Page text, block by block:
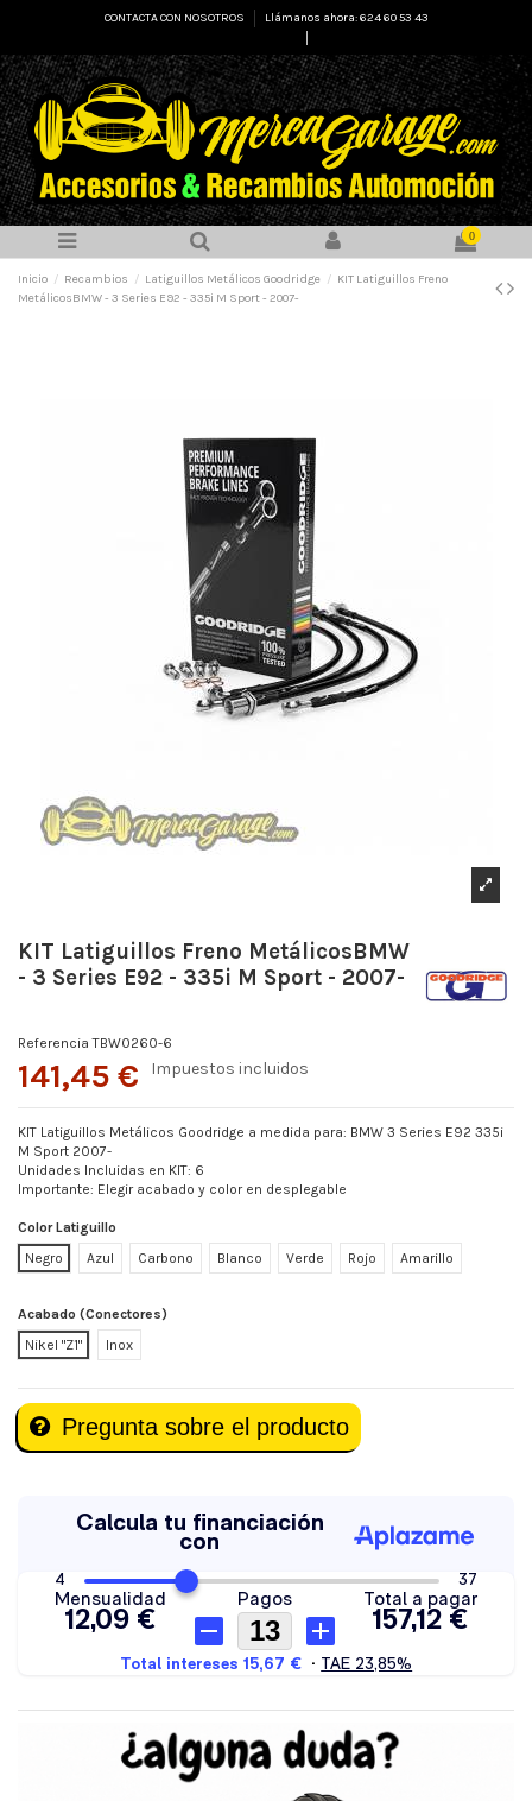
CONTACTA CON NOSOTROS
Llámanos ahora: 624 60 53 43
0
Inicio Recambios Latiguillos Metálicos Goodridge
KIT Latiguillos Freno
MetálicosBMW - 3 Series E92 - 335i M Sport - 2007-
KIT Latiguillos Freno MetálicosBMW
- 3 Series E92 - 335i M Sport - 2007-
Referencia TBW0260-6
141,45 € Impuestos incluidos
KIT Latiguillos Metálicos Goodridge a medida para: BMW 3 Series E92 335i
M Sport 2007-
Unidades Incluidas en KIT: 6
Importante: Elegir acabado y color en desplegable
Color Latiguillo
Negro
Azul Carbono Blanco Verde Rojo Amarillo
Acabado (Conectores)
Nikel "Z1"
Inox
Pregunta sobre el producto